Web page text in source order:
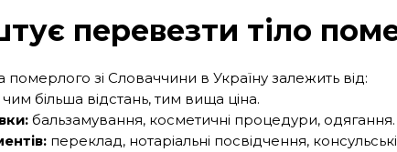
перевезти тіло
померлого зі Словаччини в Україну залежить від:
чим більша відстань, тим вища ціна.
бальзамування, косметичні процедури, одягання.
переклад, нотаріальні посвідчення,